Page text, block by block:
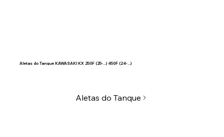
Aletas do Tanque KAWASAKI KX 250F (25-...) 450F (24-...)
Aletas do Tanque